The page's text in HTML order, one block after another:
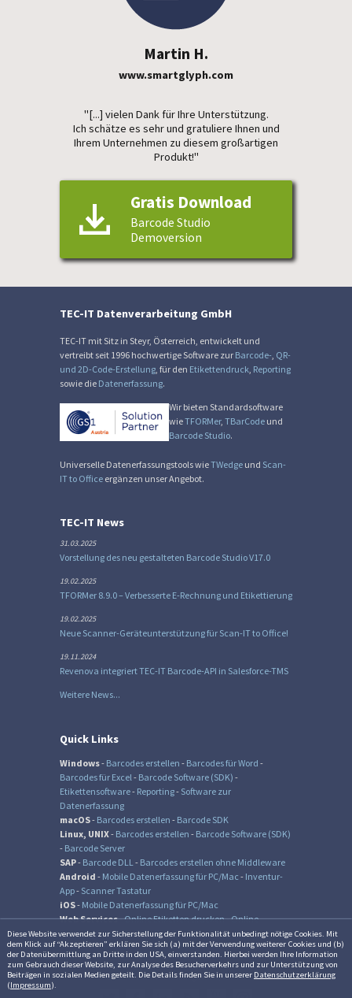
Diese Website verwendet zur Sicher­stellung der Funk­tionalität unbedingt nötige Cookies. Mit
dem Klick auf “Akzeptieren” erklären Sie sich (a) mit der Verwendung weiterer Cookies und (b)
der Daten­übermittlung an Dritte in den USA, einverstanden. Hierbei werden Ihre Information
zum Gebrauch dieser Website, zur Analyse des Besucher­verkehrs und zur Unter­stützung von
Beiträgen in sozialen Medien geteilt. Die Details finden Sie in unserer Datenschutzerklärung
(Impressum).
Martin H.
www.smartglyph.com
"[...] vielen Dank für Ihre Unterstützung.
Ich schätze es sehr und gratuliere Ihnen und
Ihrem Unternehmen zu diesem großartigen
Produkt!"
Gratis Download
Barcode Studio
Demoversion
TEC-IT Datenverarbeitung GmbH
TEC-IT mit Sitz in Steyr, Österreich, entwickelt und
vertreibt seit 1996 hochwertige Software zur Barcode- QR-
und 2D-Code-Erstellung , für den Etikettendruck Reporting
sowie die Datenerfassung.
Wir bieten Standardsoftware
wieTFORMer,TBarCode und
Barcode Studio.
Universelle Datenerfassungstools wieTWedge und Scan-
IT to Office ergänzen unser Angebot.
TEC-IT News
31.03.2025
Vorstellung des neu gestalteten Barcode Studio V17.0
19.02.2025
TFORMer 8.9.0 – Verbesserte E-Rechnung und Etikettierung
19.02.2025
Neue Scanner-Geräteunterstützung für Scan-IT to Office!
19.11.2024
Revenova integriert TEC-IT Barcode-API in Salesforce-TMS
Weitere News...
Quick Links
Windows- Barcodes erstellen - Barcodes für Word -
Barcodes für Excel - Barcode Software (SDK) -
Etikettensoftware- Reporting- Software zur
Datenerfassung
macOS- Barcodes erstellen - Barcode SDK
Linux, UNIX- Barcodes erstellen - Barcode Software (SDK)
- Barcode Server
SAP- Barcode DLL - Barcodes erstellen ohne Middleware
Android - Mobile Datenerfassung für PC/Mac - Inventur-
App- Scanner Tastatur
iOS- Mobile Datenerfassung für PC/Mac
Web Services-Online Etiketten drucken-Online
Barcode Generator-Online QR-Code Generator
© TEC-IT Datenverarbeitung GmbH, Austria